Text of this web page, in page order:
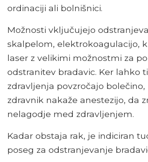
ordinaciji ali bolnišnici.
Možnosti vključujejo
skalpelom, elektrokoagulacijo,
laser z velikimi možnostmi za
odstranitev bradavic. Ker lahko
zdravljenja povzročajo bolečino,
zdravnik nakaže anestezijo, da
nelagodje med zdravljenjem.
Kadar obstaja rak, je indiciran
poseg za odstranjevanje